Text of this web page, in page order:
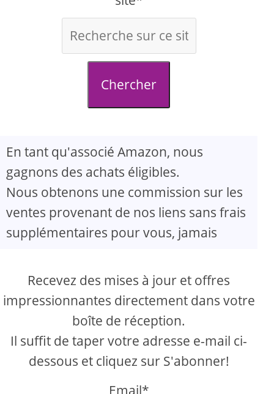
Chercher
En tant qu'associé Amazon, nous
gagnons des achats éligibles.
Nous obtenons une commission sur les
ventes provenant de nos liens sans frais
supplémentaires pour vous, jamais
Recevez des mises à jour et offres
impressionnantes directement dans votre
boîte de réception.
Il suffit de taper votre adresse e-mail ci-
dessous et cliquez sur S'abonner!
Email*